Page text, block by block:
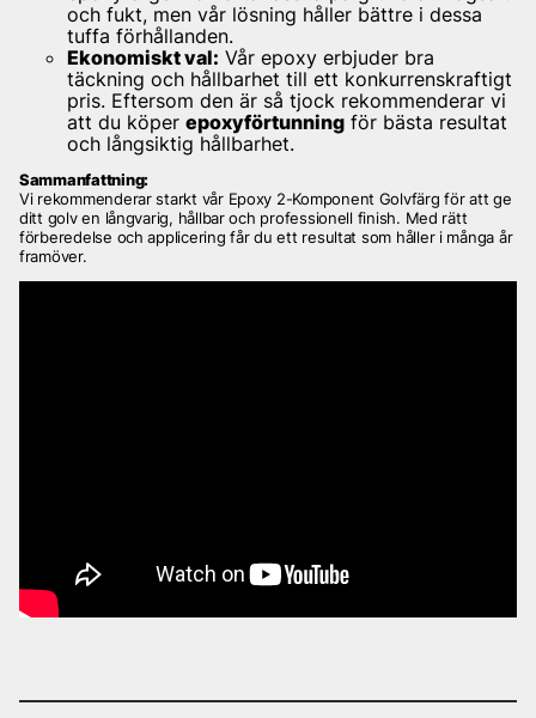
och fukt, men vår lösning håller bättre i dessa
tuffa förhållanden.
Ekonomiskt val: Vår epoxy erbjuder bra
täckning och hållbarhet till ett konkurrenskraftigt
pris. Eftersom den är så tjock rekommenderar vi
att du köper epoxyförtunning för bästa resultat
och långsiktig hållbarhet.
Sammanfattning:
Vi rekommenderar starkt vår Epoxy 2-Komponent Golvfärg för att ge
ditt golv en långvarig, hållbar och professionell finish. Med rätt
förberedelse och applicering får du ett resultat som håller i många år
framöver.